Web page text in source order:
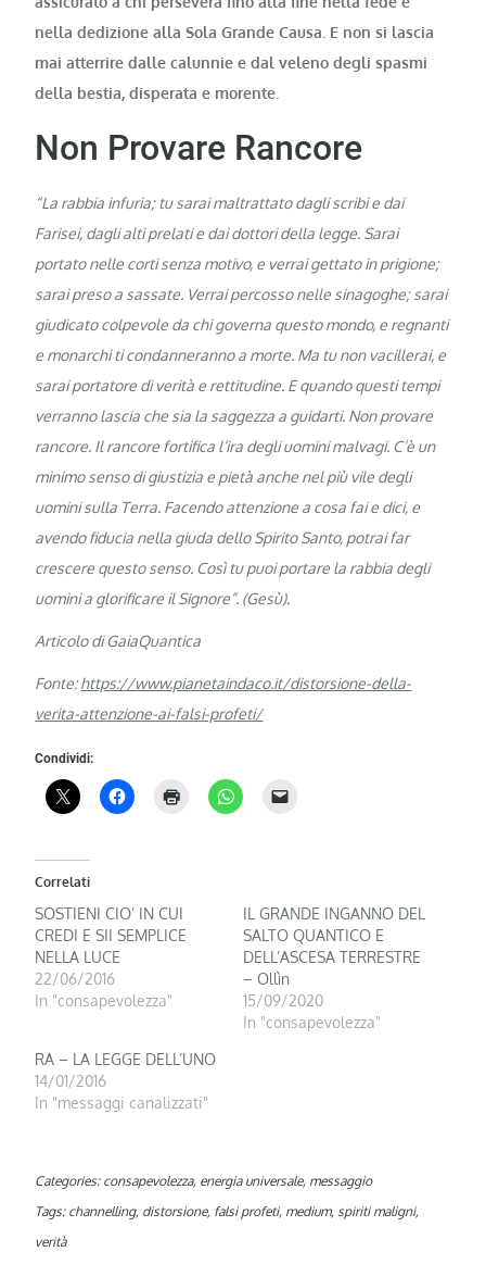
nella dedizione alla Sola Grande Causa. E non si lascia
mai atterrire dalle calunnie e dal veleno degli spasmi
della bestia, disperata e morente.
Non Provare Rancore
“La rabbia infuria; tu sarai maltrattato dagli scribi e dai
Farisei, dagli alti prelati e dai dottori della legge. Sarai
portato nelle corti senza motivo, e verrai gettato in prigione;
sarai preso a sassate. Verrai percosso nelle sinagoghe; sarai
giudicato colpevole da chi governa questo mondo, e regnanti
e monarchi ti condanneranno a morte. Ma tu non vacillerai, e
sarai portatore di verità e rettitudine. E quando questi tempi
verranno lascia che sia la saggezza a guidarti. Non provare
rancore. Il rancore fortifica l’ira degli uomini malvagi. C’è un
minimo senso di giustizia e pietà anche nel più vile degli
uomini sulla Terra. Facendo attenzione a cosa fai e dici, e
avendo fiducia nella giuda dello Spirito Santo, potrai far
crescere questo senso. Così tu puoi portare la rabbia degli
uomini a glorificare il Signore”. (Gesù).
Articolo di GaiaQuantica
Fonte:https://www.pianetaindaco.it/distorsione-della-
verita-attenzione-ai-falsi-profeti/
Condividi:
Correlati
SOSTIENI CIO’ IN CUI
CREDI E SII SEMPLICE
NELLA LUCE
22/06/2016
In "consapevolezza"
IL GRANDE INGANNO DEL
SALTO QUANTICO E
DELL’ASCESA TERRESTRE
– Ollìn
15/09/2020
In "consapevolezza"
RA – LA LEGGE DELL’UNO
14/01/2016
In "messaggi canalizzati"
Categories: consapevolezza, energia universale, messaggio
Tags: channelling, distorsione, falsi profeti, medium, spiriti maligni,
verità